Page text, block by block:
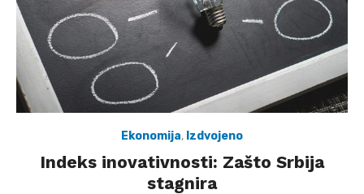
Ekonomija, Izdvojeno
Indeks inovativnosti: Zašto Srbija
stagnira